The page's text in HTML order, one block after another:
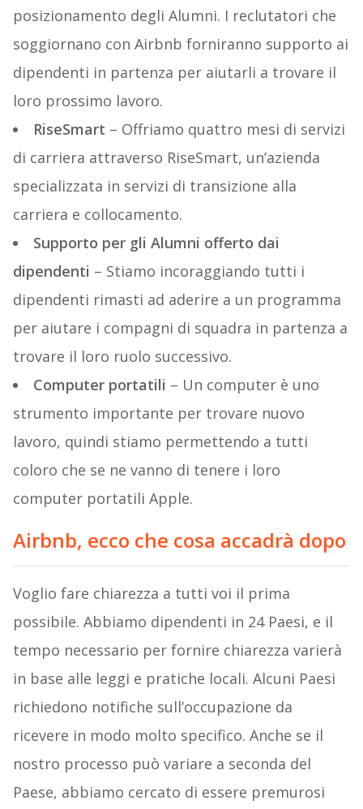
posizionamento degli Alumni. I reclutatori che
soggiornano con Airbnb forniranno supporto ai
dipendenti in partenza per aiutarli a trovare il
loro prossimo lavoro.
RiseSmart – Offriamo quattro mesi di servizi
di carriera attraverso RiseSmart, un’azienda
specializzata in servizi di transizione alla
carriera e collocamento.
Supporto per gli Alumni offerto dai
dipendenti – Stiamo incoraggiando tutti i
dipendenti rimasti ad aderire a un programma
per aiutare i compagni di squadra in partenza a
trovare il loro ruolo successivo.
Computer portatili – Un computer è uno
strumento importante per trovare nuovo
lavoro, quindi stiamo permettendo a tutti
coloro che se ne vanno di tenere i loro
computer portatili Apple.
Airbnb, ecco che cosa accadrà dopo
Voglio fare chiarezza a tutti voi il prima
possibile. Abbiamo dipendenti in 24 Paesi, e il
tempo necessario per fornire chiarezza varierà
in base alle leggi e pratiche locali. Alcuni Paesi
richiedono notifiche sull’occupazione da
ricevere in modo molto specifico. Anche se il
nostro processo può variare a seconda del
Paese, abbiamo cercato di essere premurosi